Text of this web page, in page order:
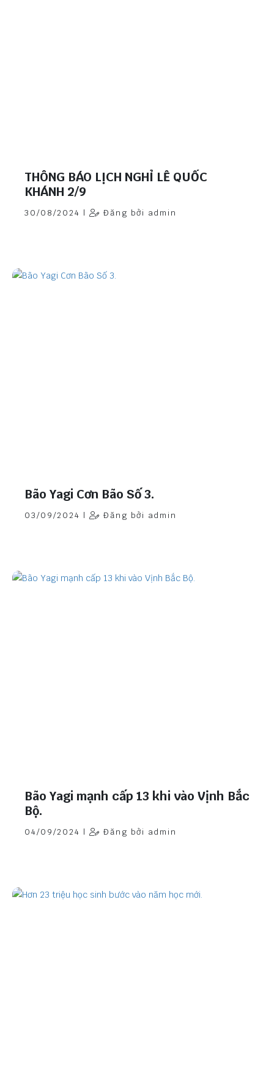
THÔNG BÁO LỊCH NGHỈ LỄ QUỐC
KHÁNH 2/9
30/08/2024 | Đăng bởi admin
Bão Yagi Cơn Bão Số 3.
03/09/2024 | Đăng bởi admin
Bão Yagi mạnh cấp 13 khi vào Vịnh Bắc
Bộ.
04/09/2024 | Đăng bởi admin